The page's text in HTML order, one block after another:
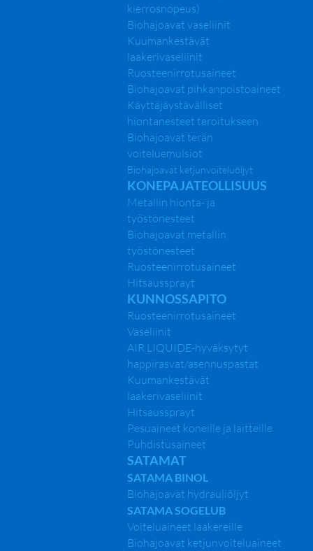
kierrosnopeus)
Biohajoavat vaseliinit
Kuumankestävät
laakerivaseliinit
Ruosteenirrotusaineet
Biohajoavat pihkanpoistoaineet
Käyttäjäystävälliset
hiontanesteet teroitukseen
Biohajoavat terän
voiteluemulsiot
Biohajoavat ketjunvoiteluöljyt
KONEPAJATEOLLISUUS
Metallin hionta- ja
työstönesteet
Biohajoavat metallin
työstönesteet
Ruosteenirrotusaineet
Hitsaussprayt
KUNNOSSAPITO
Ruosteenirrotusaineet
Vaseliinit
AIR LIQUIDE-hyväksytyt
happirasvat/asennuspastat
Kuumankestävät
laakerivaseliinit
Hitsaussprayt
Pesuaineet koneille ja laitteille
Puhdistusaineet
SATAMAT
SATAMA BINOL
Biohajoavat hydrauliöljyt
SATAMA SOGELUB
Voiteluaineet laakereille
Biohajoavat ketjunvoiteluaineet
Infokirje 260516I